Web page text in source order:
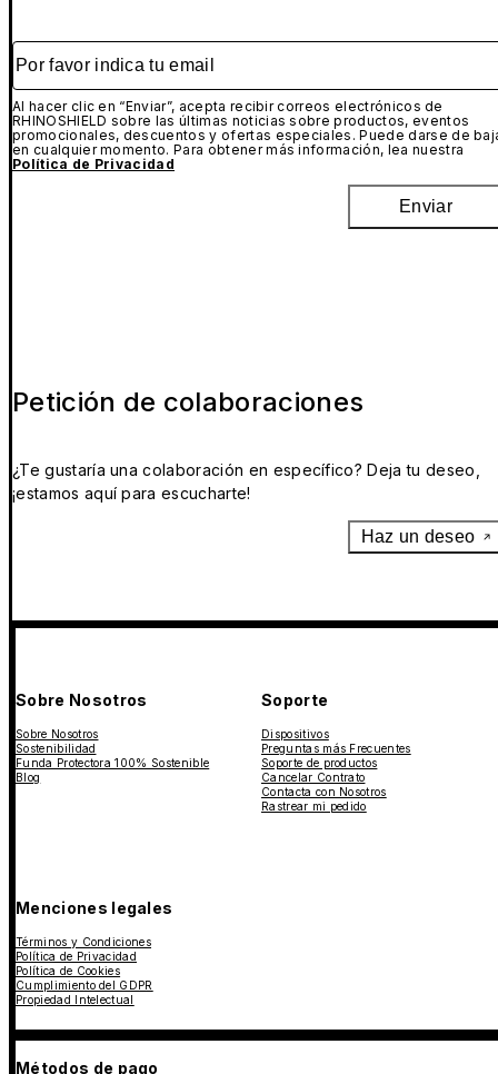
Por favor indica tu email
Al hacer clic en “Enviar”, acepta recibir correos electrónicos de
RHINOSHIELD sobre las últimas noticias sobre productos, eventos
promocionales, descuentos y ofertas especiales. Puede darse de
en cualquier momento. Para obtener más información, lea nuestra
Política de Privacidad
Enviar
Petición de colaboraciones
¿Te gustaría una colaboración en específico? Deja tu deseo,
¡estamos aquí para escucharte!
Haz un deseo
Sobre Nosotros
Sobre Nosotros
Sostenibilidad
Funda Protectora 100% Sostenible
Blog
Soporte
Dispositivos
Preguntas más Frecuentes
Soporte de productos
Cancelar Contrato
Contacta con Nosotros
Rastrear mi pedido
Menciones legales
Términos y Condiciones
Política de Privacidad
Política de Cookies
Cumplimiento del GDPR
Propiedad Intelectual
Métodos de pago